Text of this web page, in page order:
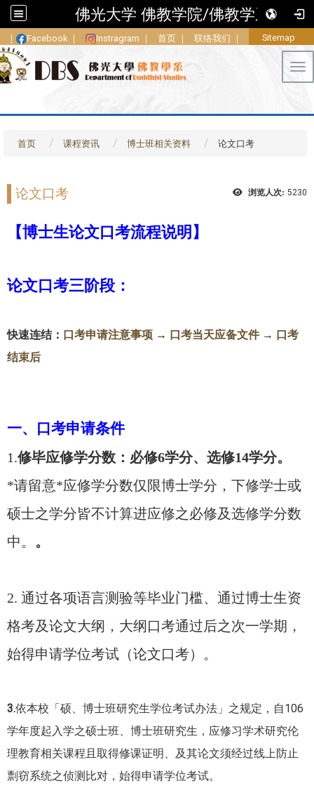
佛光大学 佛教学院/佛教学系
｜ Facebook ｜ Instragram ｜ 首页 ｜ 联络我们 ｜ Sitemap
首页 课程资讯 博士班相关资料 论文口考
浏览人次: 5230
论文口考
【博士生论文口考流程说明】
论文口考三阶段：
快速连结： 口考申请注意事项 → 口考当天应备文件→ 口考
结束后
一、口考申请条件
1.修毕应修学分数：必修6学分、选修14学分。
*请留意*应修学分数仅限博士学分，下修学士或
硕士之学分皆不计算进应修之必修及选修学分数
中。 。
2. 通过各项语言测验等毕业门槛、通过博士生资
格考及论文大纲，大纲口考通过后之次一学期，
始得申请学位考试（论文口考）。
3.依本校「硕、博士班研究生学位考试办法」之规定，自106
学年度起入学之硕士班、博士班研究生，应修习学术研究伦
理教育相关课程且取得修课证明、及其论文须经过线上防止
剽窃系统之侦测比对，始得申请学位考试。